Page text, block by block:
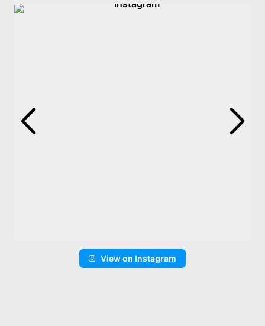
View on Instagram